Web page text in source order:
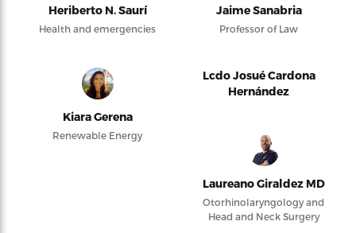
Heriberto N. Saurí
Health and emergencies
Jaime Sanabria
Professor of Law
Kiara Gerena
Renewable Energy
Lcdo Josué Cardona
Hernández
Laureano Giraldez MD
Otorhinolaryngology and
Head and Neck Surgery